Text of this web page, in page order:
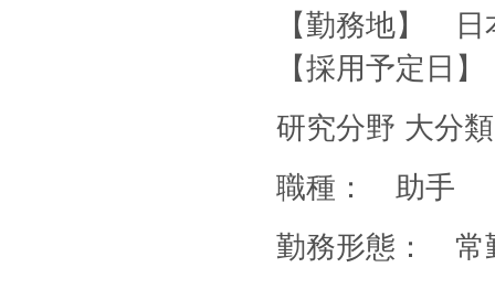
【勤務地】 日
【採用予定日
研究分野 大分
職種： 助手
勤務形態： 常